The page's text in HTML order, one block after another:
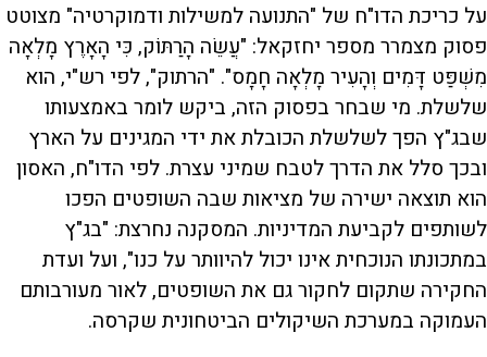
על כריכת הדו"ח של "התנועה למשילות ודמוקרטיה" מצוטט
פסוק מצמרר מספר יחזקאל: "עֲשֵׂה הָרַתּוֹק, כִּי הָאָרֶץ מָלְאָה
מִשְׁפַּט דָּמִים וְהָעִיר מָלְאָה חָמָס". "הרתוק", לפי רש"י, הוא
שלשלת. מי שבחר בפסוק הזה, ביקש לומר באמצעותו
שבג"ץ הפך לשלשלת הכובלת את ידי המגינים על הארץ
ובכך סלל את הדרך לטבח שמיני עצרת. לפי הדו"ח, האסון
הוא תוצאה ישירה של מציאות שבה השופטים הפכו
לשותפים לקביעת המדיניות. המסקנה נחרצת: "בג"ץ
במתכונתו הנוכחית אינו יכול להיוותר על כנו", ועל ועדת
החקירה שתקום לחקור גם את השופטים, לאור מעורבותם
העמוקה במערכת השיקולים הביטחונית שקרסה.